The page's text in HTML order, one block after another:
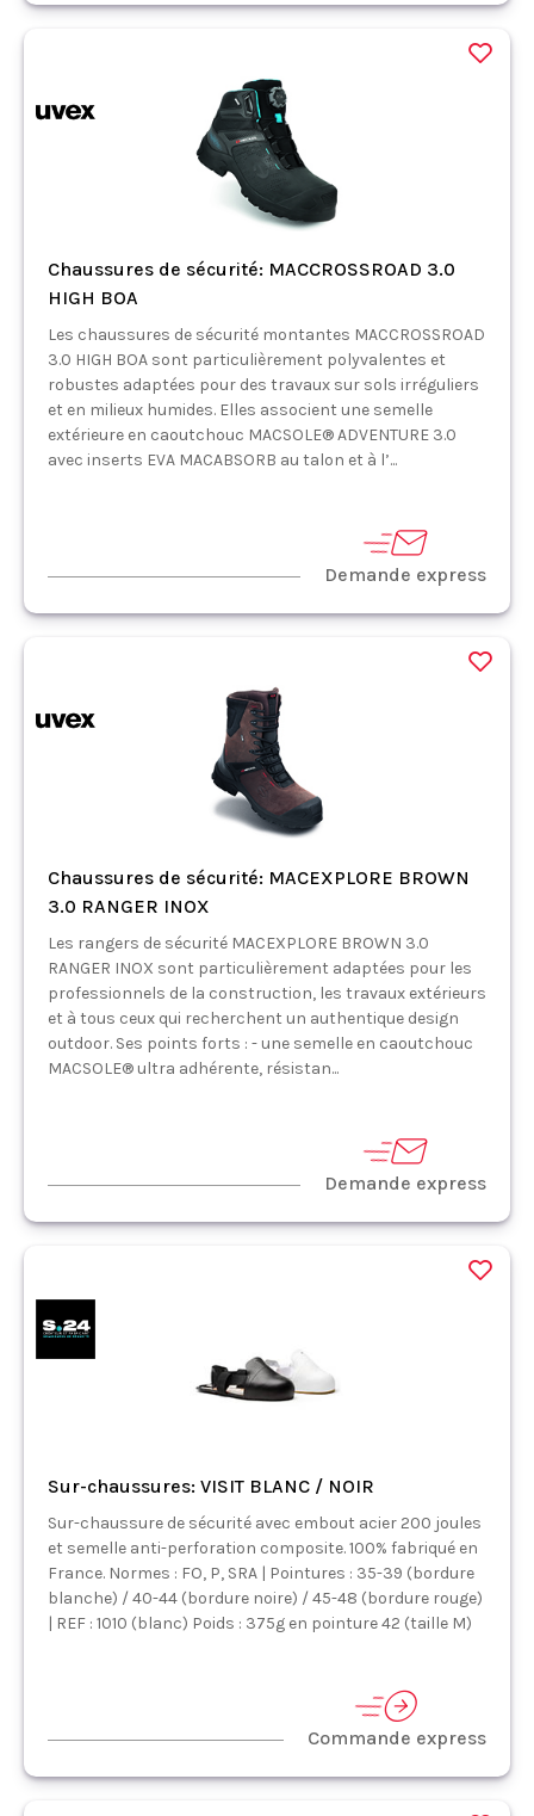
Chaussures de sécurité: MACCROSSROAD 3.0
HIGH BOA
Les chaussures de sécurité montantes MACCROSSROAD
3.0 HIGH BOA sont particulièrement polyvalentes et
robustes adaptées pour des travaux sur sols irréguliers
et en milieux humides. Elles associent une semelle
extérieure en caoutchouc MACSOLE® ADVENTURE 3.0
avec inserts EVA MACABSORB au talon et à l’...
Demande express
Chaussures de sécurité: MACEXPLORE BROWN
3.0 RANGER INOX
Les rangers de sécurité MACEXPLORE BROWN 3.0
RANGER INOX sont particulièrement adaptées pour les
professionnels de la construction, les travaux extérieurs
et à tous ceux qui recherchent un authentique design
outdoor. Ses points forts : - une semelle en caoutchouc
MACSOLE® ultra adhérente, résistan...
Demande express
Sur-chaussures: VISIT BLANC / NOIR
Sur-chaussure de sécurité avec embout acier 200 joules
et semelle anti-perforation composite. 100% fabriqué en
France. Normes : FO, P, SRA | Pointures : 35-39 (bordure
blanche) / 40-44 (bordure noire) / 45-48 (bordure rouge)
| REF : 1010 (blanc) Poids : 375g en pointure 42 (taille M)
Commande express